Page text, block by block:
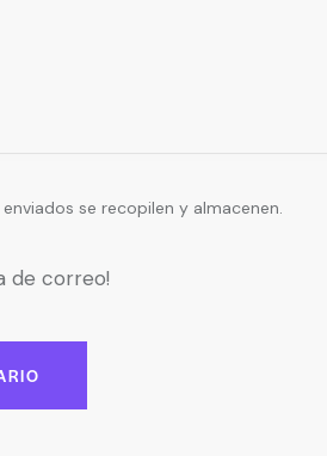
se recopilen y almacenen.
de correo!